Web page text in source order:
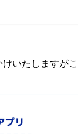
いたしますが